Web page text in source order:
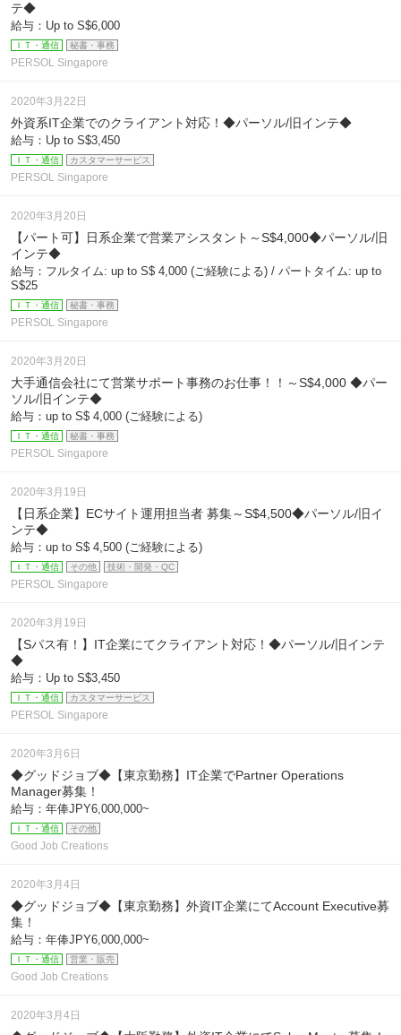
テ◆
給与：Up to S$6,000
ＩＴ・通信 秘書・事務
PERSOL Singapore
外資系IT企業でのクライアント対応！◆パーソル/旧インテ◆
給与：Up to S$3,450
ＩＴ・通信 カスタマーサービス
2020年3月22日
PERSOL Singapore
【パート可】日系企業で営業アシスタント～S$4,000◆パーソル/旧
インテ◆
給与：フルタイム: up to S$ 4,000 (ご経験による) / パートタイム: up to
S$25
ＩＴ・通信 秘書・事務
2020年3月20日
PERSOL Singapore
大手通信会社にて営業サポート事務のお仕事！！～S$4,000 ◆パー
ソル/旧インテ◆
給与：up to S$ 4,000 (ご経験による)
ＩＴ・通信 秘書・事務
2020年3月20日
PERSOL Singapore
【日系企業】ECサイト運用担当者 募集～S$4,500◆パーソル/旧イ
ンテ◆
給与：up to S$ 4,500 (ご経験による)
ＩＴ・通信 その他 技術・開発・QC
2020年3月19日
PERSOL Singapore
【Sパス有！】IT企業にてクライアント対応！◆パーソル/旧インテ
◆
給与：Up to S$3,450
ＩＴ・通信 カスタマーサービス
2020年3月19日
PERSOL Singapore
◆グッドジョブ◆【東京勤務】IT企業でPartner Operations
Manager募集！
給与：年俸JPY6,000,000~
ＩＴ・通信 その他
2020年3月6日
Good Job Creations
◆グッドジョブ◆【東京勤務】外資IT企業にてAccount Executive募
集！
給与：年俸JPY6,000,000~
ＩＴ・通信 営業・販売
2020年3月4日
Good Job Creations
2020年3月4日